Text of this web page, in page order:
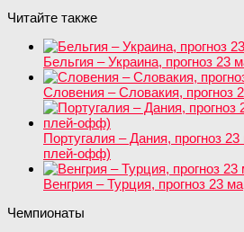
Читайте также
Бельгия – Украина, прогноз 23
Словения – Словакия, прогноз
Португалия – Дания, прогноз
плей-офф)
Венгрия – Турция, прогноз 23
Чемпионаты